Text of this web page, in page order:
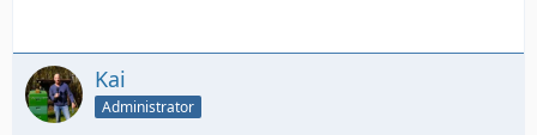
Kai
Administrator